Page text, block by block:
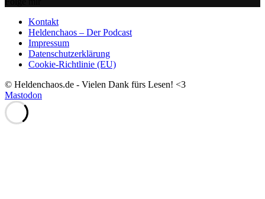
Kontakt
Heldenchaos – Der Podcast
Impressum
Datenschutzerklärung
Cookie-Richtlinie (EU)
© Heldenchaos.de - Vielen Dank fürs Lesen! <3
Mastodon